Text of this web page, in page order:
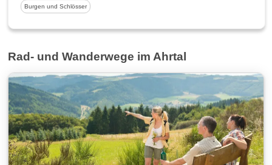
Burgen und Schlösser
Rad- und Wanderwege im Ahrtal